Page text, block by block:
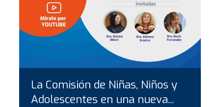
La Comisión de Niñas, Niños y
Adolescentes en una nueva...